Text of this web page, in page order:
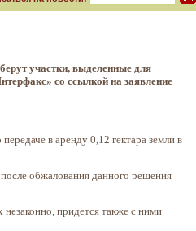
участки, выделенные для
со ссылкой на заявление
в аренду 0,12 гектара земли в
обжалования данного решения
придется также с ними